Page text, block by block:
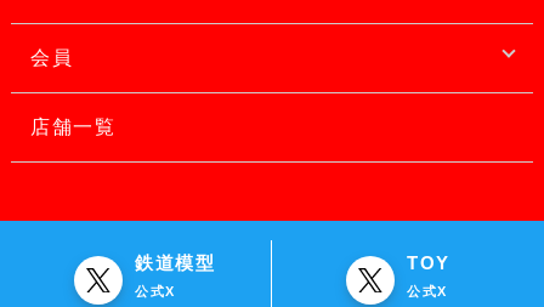
会員
店舗一覧
鉄道模型
公式X
TOY
公式X